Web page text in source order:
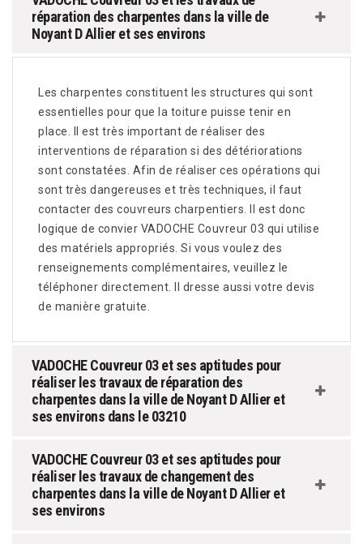
réparation des charpentes dans la ville de
Noyant D Allier et ses environs
Les charpentes constituent les structures qui sont
essentielles pour que la toiture puisse tenir en
place. Il est très important de réaliser des
interventions de réparation si des détériorations
sont constatées. Afin de réaliser ces opérations qui
sont très dangereuses et très techniques, il faut
contacter des couvreurs charpentiers. Il est donc
logique de convier VADOCHE Couvreur 03 qui utilise
des matériels appropriés. Si vous voulez des
renseignements complémentaires, veuillez le
téléphoner directement. Il dresse aussi votre devis
de manière gratuite.
VADOCHE Couvreur 03 et ses aptitudes pour
réaliser les travaux de réparation des
charpentes dans la ville de Noyant D Allier et
ses environs dans le 03210
VADOCHE Couvreur 03 et ses aptitudes pour
réaliser les travaux de changement des
charpentes dans la ville de Noyant D Allier et
ses environs